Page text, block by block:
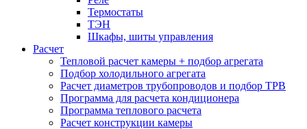
Термостаты
ТЭН
Шкафы, шиты управления
Расчет
Тепловой расчет камеры + подбор агрегата
Подбор холодильного агрегата
Расчет диаметров трубопроводов и подбор ТРВ
Программа для расчета кондиционера
Программа теплового расчета
Расчет конструкции камеры